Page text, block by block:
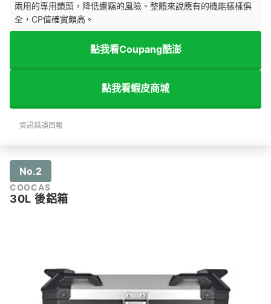
兩用的專用鎖頭，降低遭竊的風險。整體來說應有的機能樣樣俱
全，CP值確實頗高。
點我看Coupang酷澎
點我看蝦皮商城
資訊錯誤回報
No.2
COOCAS
30L 後鋁箱